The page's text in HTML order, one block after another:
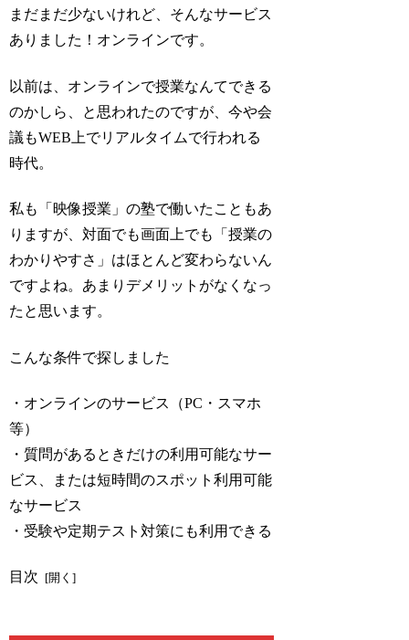
まだまだ少ないけれど、そんなサービス
ありました！オンラインです。
以前は、オンラインで授業なんてできる
のかしら、と思われたのですが、今や会
議もWEB上でリアルタイムで行われる
時代。
私も「映像授業」の塾で働いたこともあ
りますが、対面でも画面上でも「授業の
わかりやすさ」はほとんど変わらないん
ですよね。あまりデメリットがなくなっ
たと思います。
こんな条件で探しました
・オンラインのサービス（PC・スマホ
等）
・質問があるときだけの利用可能なサー
ビス、または短時間のスポット利用可能
なサービス
・受験や定期テスト対策にも利用できる
目次